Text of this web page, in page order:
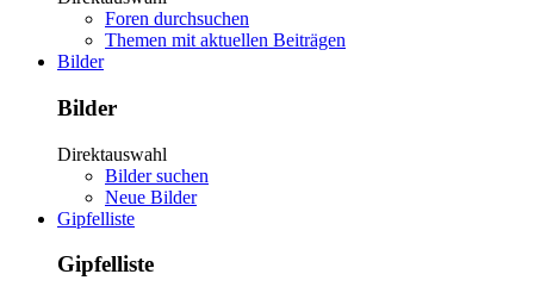
Foren durchsuchen
Themen mit aktuellen Beiträgen
Bilder
Bilder
Direktauswahl
Bilder suchen
Neue Bilder
Gipfelliste
Gipfelliste